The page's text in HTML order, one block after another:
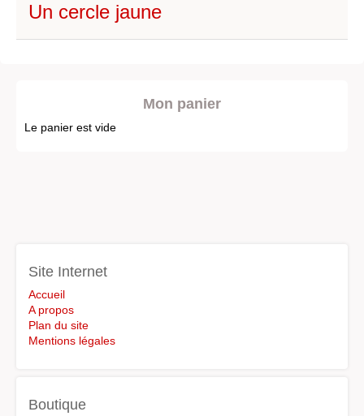
Un cercle jaune
Mon panier
Le panier est vide
Site Internet
Accueil
A propos
Plan du site
Mentions légales
Boutique